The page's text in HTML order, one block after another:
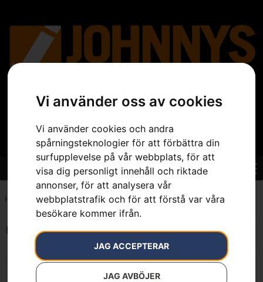
Vi använder oss av cookies
Vi använder cookies och andra
spårningsteknologier för att förbättra din
surfupplevelse på vår webbplats, för att
visa dig personligt innehåll och riktade
annonser, för att analysera vår
webbplatstrafik och för att förstå var våra
besökare kommer ifrån.
JAG ACCEPTERAR
JAG AVBÖJER
Hem 7392930543850
Endast ett sökresultat